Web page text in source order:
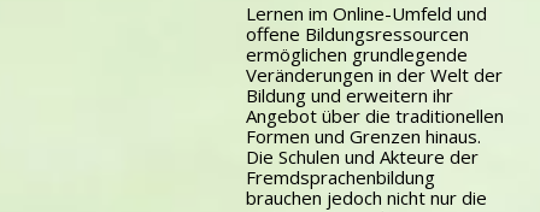
Lernen im Online-Umfeld und
offene Bildungsressourcen
ermöglichen grundlegende
Veränderungen in der Welt der
Bildung und erweitern ihr
Angebot über die traditionellen
Formen und Grenzen hinaus.
Die Schulen und Akteure der
Fremdsprachenbildung
brauchen jedoch nicht nur die